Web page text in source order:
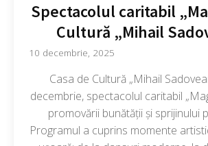
Spectacolul caritabil
Cultură „Mihail
10 decembrie, 2025
Casa de Cultură „Mihail
decembrie, spectacolul caritabil
promovării bunătății și sprijinului
Programul a cuprins momente